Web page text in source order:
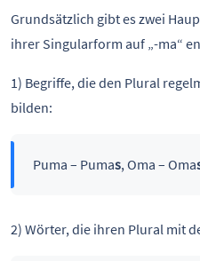
Grundsätzlich gibt es zwei
ihrer Singularform auf „-ma“
1) Begriffe, die den Plural
bilden:
Puma – Pumas, Oma – Oma
2) Wörter, die ihren Plural mit